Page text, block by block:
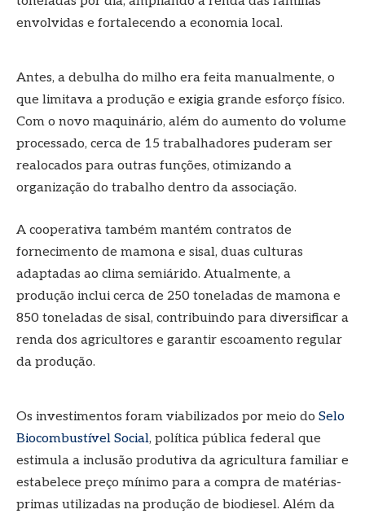
envolvidas e fortalecendo a economia local.
Antes, a debulha do milho era feita manualmente, o
que limitava a produção e exigia grande esforço físico.
Com o novo maquinário, além do aumento do volume
processado, cerca de 15 trabalhadores puderam ser
realocados para outras funções, otimizando a
organização do trabalho dentro da associação.
A cooperativa também mantém contratos de
fornecimento de mamona e sisal, duas culturas
adaptadas ao clima semiárido. Atualmente, a
produção inclui cerca de 250 toneladas de mamona e
850 toneladas de sisal, contribuindo para diversificar a
renda dos agricultores e garantir escoamento regular
da produção.
Os investimentos foram viabilizados por meio do Selo
Biocombustível Social, política pública federal que
estimula a inclusão produtiva da agricultura familiar e
estabelece preço mínimo para a compra de matérias-
primas utilizadas na produção de biodiesel. Além da